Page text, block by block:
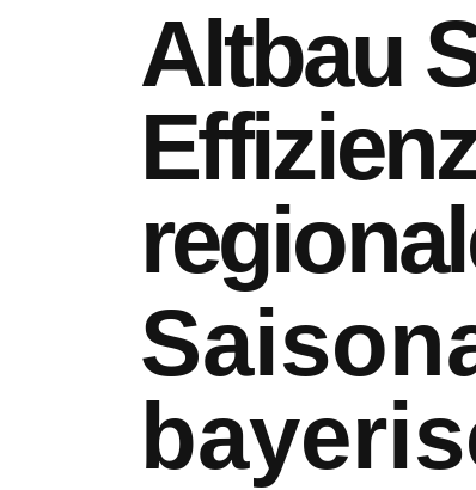
Altbau